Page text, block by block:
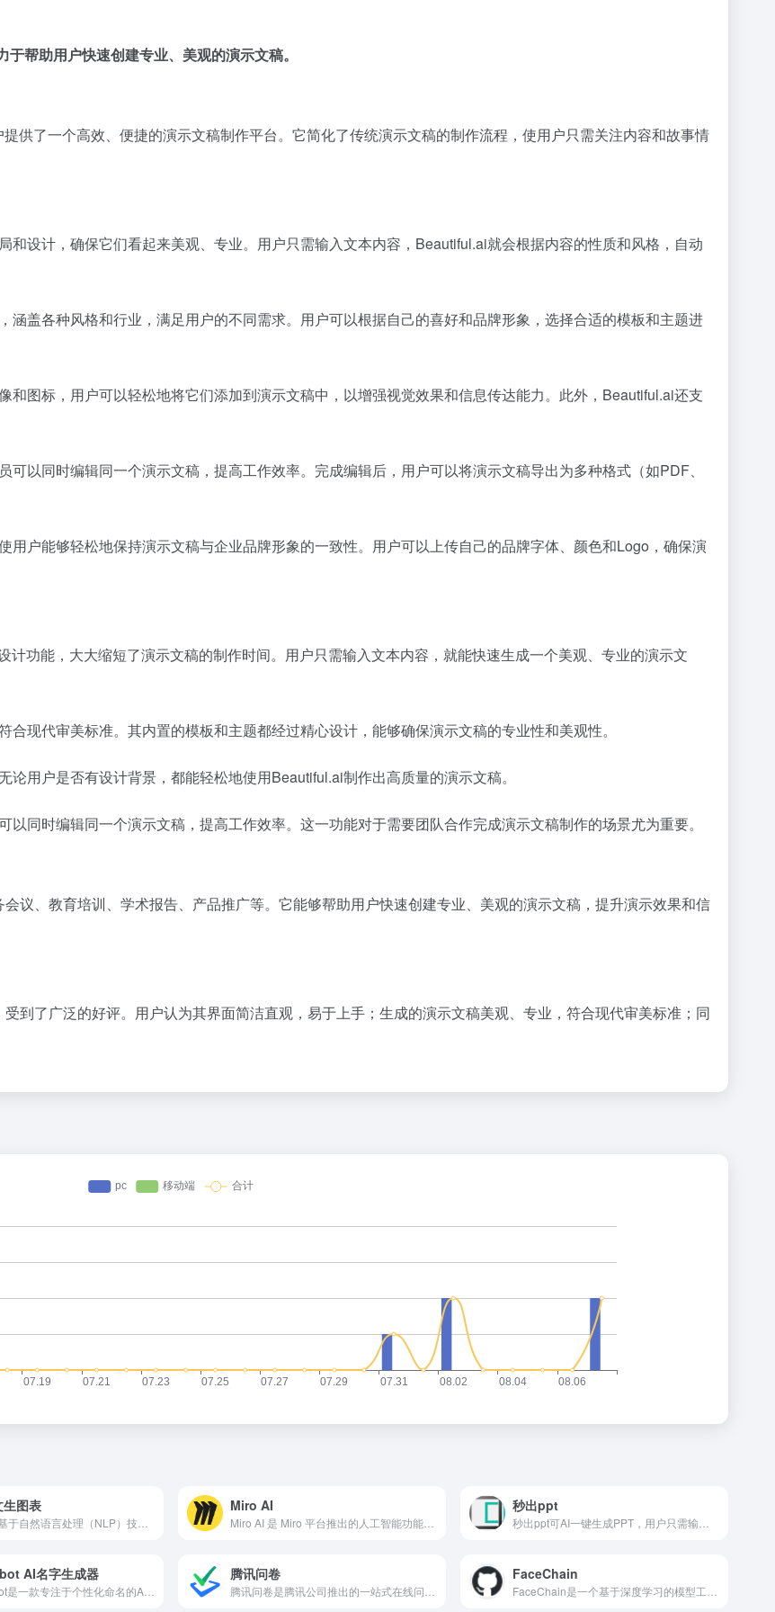
帮助用户快速创建专业、美观的演示文稿。
供了一个高效、便捷的演示文稿制作平台。它简化了传统演示文稿的制作流程，使用户只需关注内容和故事情
和设计，确保它们看起来美观、专业。用户只需输入文本内容，Beautiful.ai就会根据内容的性质和风格，自动
涵盖各种风格和行业，满足用户的不同需求。用户可以根据自己的喜好和品牌形象，选择合适的模板和主题进
和图标，用户可以轻松地将它们添加到演示文稿中，以增强视觉效果和信息传达能力。此外，Beautiful.ai还支
可以同时编辑同一个演示文稿，提高工作效率。完成编辑后，用户可以将演示文稿导出为多种格式（如PDF、
用户能够轻松地保持演示文稿与企业品牌形象的一致性。用户可以上传自己的品牌字体、颜色和Logo，确保演
计功能，大大缩短了演示文稿的制作时间。用户只需输入文本内容，就能快速生成一个美观、专业的演示文
合现代审美标准。其内置的模板和主题都经过精心设计，能够确保演示文稿的专业性和美观性。
论用户是否有设计背景，都能轻松地使用Beautiful.ai制作出高质量的演示文稿。
以同时编辑同一个演示文稿，提高工作效率。这一功能对于需要团队合作完成演示文稿制作的场景尤为重要。
议、教育培训、学术报告、产品推广等。它能够帮助用户快速创建专业、美观的演示文稿，提升演示效果和信
到了广泛的好评。用户认为其界面简洁直观，易于上手；生成的演示文稿美观、专业，符合现代审美标准；同
图表 Miro AI 秒出ppt
AI名字生成器 腾讯问卷 FaceChain